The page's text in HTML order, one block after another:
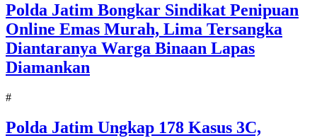
Polda Jatim Bongkar Sindikat Penipuan
Online Emas Murah, Lima Tersangka
Diantaranya Warga Binaan Lapas
Diamankan
#
Polda Jatim Ungkap 178 Kasus 3C,